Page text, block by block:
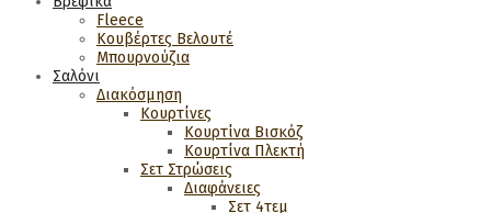
Fleece
Κουβέρτες Βελουτέ
Μπουρνούζια
Σαλόνι
Διακόσμηση
Κουρτίνες
Κουρτίνα Βισκόζ
Κουρτίνα Πλεκτή
Σετ Στρώσεις
Διαφάνειες
Σετ 4τεμ